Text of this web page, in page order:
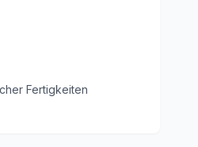
Fertigkeiten